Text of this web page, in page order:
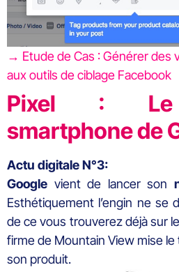
→ Etude de Cas : Générer des
aux outils de ciblage Facebook
Pixel : Le
smartphone de
Actu digitale N°3:
Google vient de lancer son
Esthétiquement l’engin ne se
de ce vous trouverez déjà sur
firme de Mountain View mise le
son produit.